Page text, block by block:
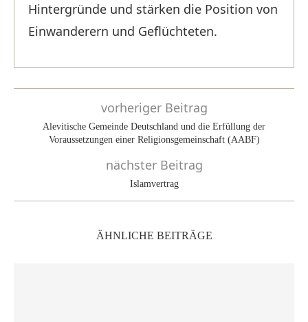
Hintergründe und stärken die Position von
Einwanderern und Geflüchteten.
vorheriger Beitrag
Alevitische Gemeinde Deutschland und die Erfüllung der
Voraussetzungen einer Religionsgemeinschaft (AABF)
nächster Beitrag
Islamvertrag
ÄHNLICHE BEITRÄGE